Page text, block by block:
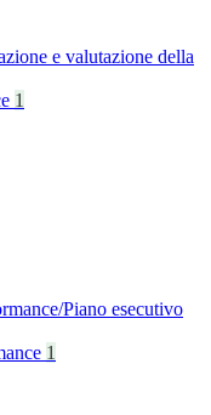
e valutazione della
1
Piano esecutivo
1